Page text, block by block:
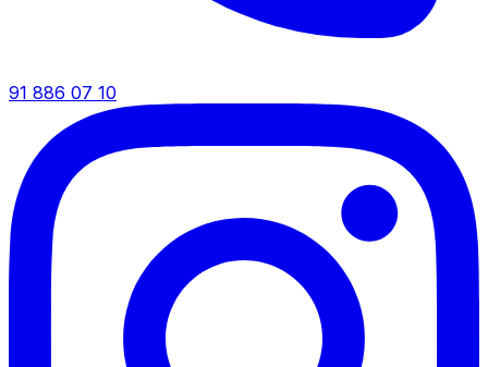
91 886 07 10